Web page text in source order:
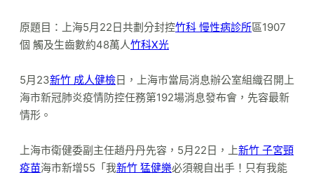
原題目：上海5月22日共劃分封控竹科 慢性病診所區1907
個 觸及生齒數約48萬人竹科X光
5月23新竹 成人健檢日，上海市當局消息辦公室組織召開上
海市新冠肺炎疫情防控任務第192場消息發布會，先容最新
情形。
上海市衛健委副主任趙丹丹先容，5月22日，上新竹 子宮頸
疫苗海市新增55「我新竹 猛健樂必須親自出手！只有我能